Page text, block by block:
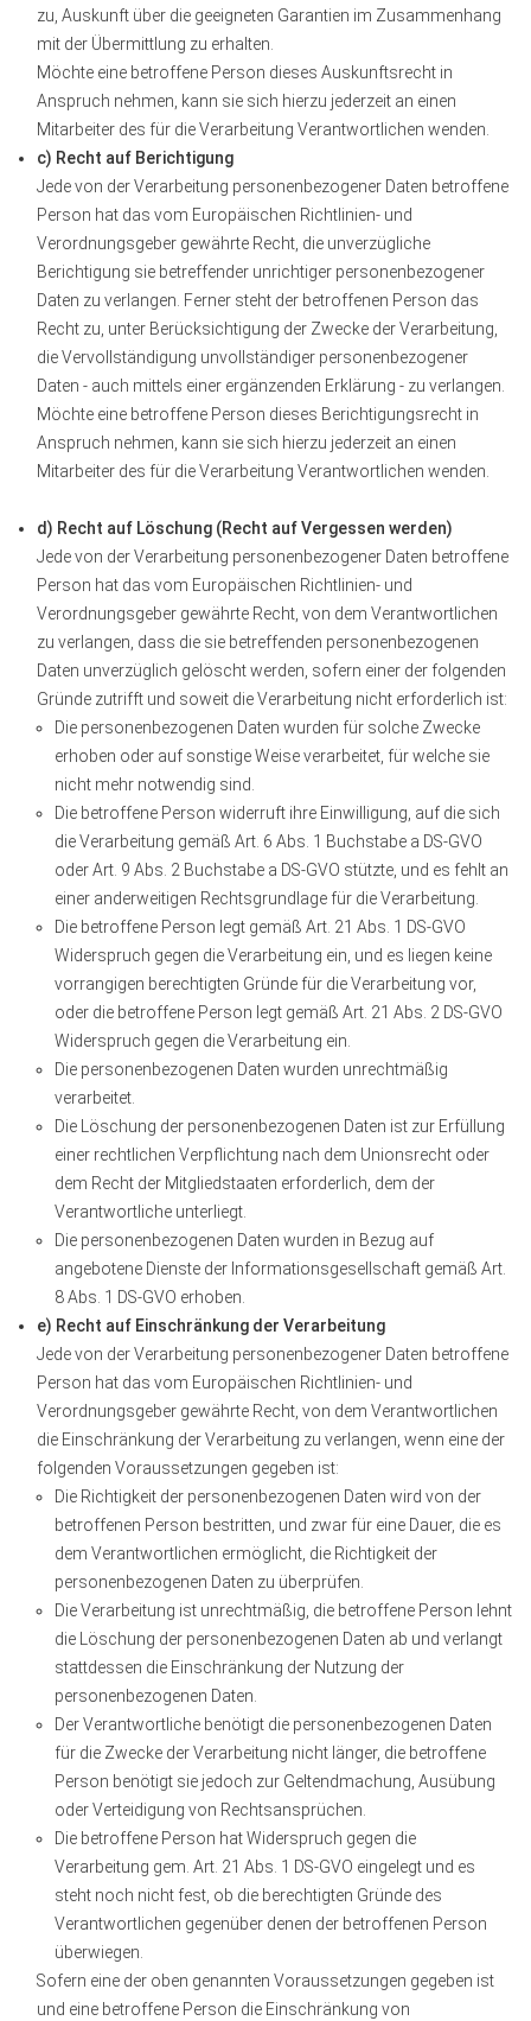
zu, Auskunft über die geeigneten Garantien im Zusammenhang
mit der Übermittlung zu erhalten.
Möchte eine betroffene Person dieses Auskunftsrecht in
Anspruch nehmen, kann sie sich hierzu jederzeit an einen
Mitarbeiter des für die Verarbeitung Verantwortlichen wenden.
c) Recht auf Berichtigung
Jede von der Verarbeitung personenbezogener Daten betroffene
Person hat das vom Europäischen Richtlinien- und
Verordnungsgeber gewährte Recht, die unverzügliche
Berichtigung sie betreffender unrichtiger personenbezogener
Daten zu verlangen. Ferner steht der betroffenen Person das
Recht zu, unter Berücksichtigung der Zwecke der Verarbeitung,
die Vervollständigung unvollständiger personenbezogener
Daten - auch mittels einer ergänzenden Erklärung - zu verlangen.
Möchte eine betroffene Person dieses Berichtigungsrecht in
Anspruch nehmen, kann sie sich hierzu jederzeit an einen
Mitarbeiter des für die Verarbeitung Verantwortlichen wenden.
d) Recht auf Löschung (Recht auf Vergessen werden)
Jede von der Verarbeitung personenbezogener Daten betroffene
Person hat das vom Europäischen Richtlinien- und
Verordnungsgeber gewährte Recht, von dem Verantwortlichen
zu verlangen, dass die sie betreffenden personenbezogenen
Daten unverzüglich gelöscht werden, sofern einer der folgenden
Gründe zutrifft und soweit die Verarbeitung nicht erforderlich ist:
Die personenbezogenen Daten wurden für solche Zwecke
erhoben oder auf sonstige Weise verarbeitet, für welche sie
nicht mehr notwendig sind.
Die betroffene Person widerruft ihre Einwilligung, auf die sich
die Verarbeitung gemäß Art. 6 Abs. 1 Buchstabe a DS-GVO
oder Art. 9 Abs. 2 Buchstabe a DS-GVO stützte, und es fehlt an
einer anderweitigen Rechtsgrundlage für die Verarbeitung.
Die betroffene Person legt gemäß Art. 21 Abs. 1 DS-GVO
Widerspruch gegen die Verarbeitung ein, und es liegen keine
vorrangigen berechtigten Gründe für die Verarbeitung vor,
oder die betroffene Person legt gemäß Art. 21 Abs. 2 DS-GVO
Widerspruch gegen die Verarbeitung ein.
Die personenbezogenen Daten wurden unrechtmäßig
verarbeitet.
Die Löschung der personenbezogenen Daten ist zur Erfüllung
einer rechtlichen Verpflichtung nach dem Unionsrecht oder
dem Recht der Mitgliedstaaten erforderlich, dem der
Verantwortliche unterliegt.
Die personenbezogenen Daten wurden in Bezug auf
angebotene Dienste der Informationsgesellschaft gemäß Art.
8 Abs. 1 DS-GVO erhoben.
e) Recht auf Einschränkung der Verarbeitung
Jede von der Verarbeitung personenbezogener Daten betroffene
Person hat das vom Europäischen Richtlinien- und
Verordnungsgeber gewährte Recht, von dem Verantwortlichen
die Einschränkung der Verarbeitung zu verlangen, wenn eine der
folgenden Voraussetzungen gegeben ist:
Die Richtigkeit der personenbezogenen Daten wird von der
betroffenen Person bestritten, und zwar für eine Dauer, die es
dem Verantwortlichen ermöglicht, die Richtigkeit der
personenbezogenen Daten zu überprüfen.
Die Verarbeitung ist unrechtmäßig, die betroffene Person lehnt
die Löschung der personenbezogenen Daten ab und verlangt
stattdessen die Einschränkung der Nutzung der
personenbezogenen Daten.
Der Verantwortliche benötigt die personenbezogenen Daten
für die Zwecke der Verarbeitung nicht länger, die betroffene
Person benötigt sie jedoch zur Geltendmachung, Ausübung
oder Verteidigung von Rechtsansprüchen.
Die betroffene Person hat Widerspruch gegen die
Verarbeitung gem. Art. 21 Abs. 1 DS-GVO eingelegt und es
steht noch nicht fest, ob die berechtigten Gründe des
Verantwortlichen gegenüber denen der betroffenen Person
überwiegen.
Sofern eine der oben genannten Voraussetzungen gegeben ist
und eine betroffene Person die Einschränkung von